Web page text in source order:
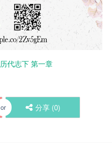
历代志下 第一章
or 分享 (0)